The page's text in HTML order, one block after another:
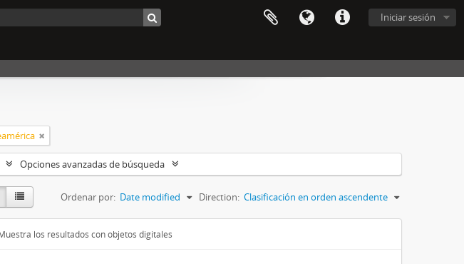
Iniciar sesión
Opciones avanzadas de búsqueda
Ordenar por: Date modified Direction: Clasificación en orden ascendente
los resultados con objetos digitales